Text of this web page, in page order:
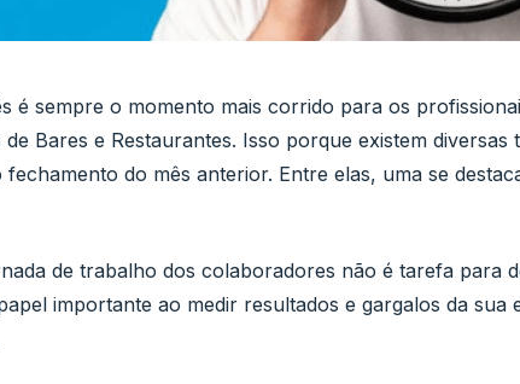
é sempre o momento mais corrido para os
Bares e Restaurantes. Isso porque existem diversas
do mês anterior. Entre elas, uma se
de trabalho dos colaboradores não é tarefa para
importante ao medir resultados e gargalos da sua